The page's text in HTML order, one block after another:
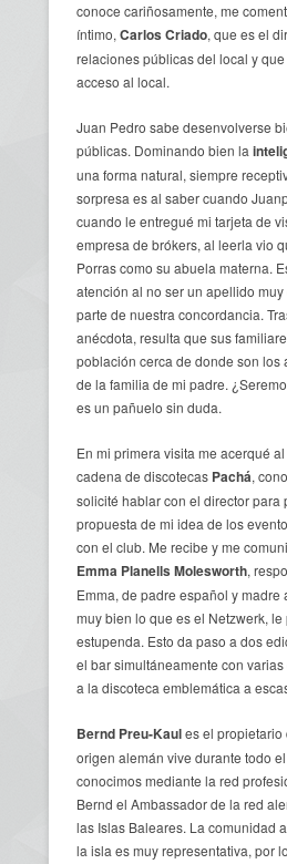
conoce cariñosamente, me
íntimo, Carlos Criado, que es el
relaciones públicas del local y
acceso al local.
Juan Pedro sabe desenvolverse
públicas. Dominando bien la
una forma natural, siempre
sorpresa es al saber cuando
cuando le entregué mi tarjeta de
empresa de brókers, al leerla vio
Porras como su abuela materna.
atención al no ser un apellido
parte de nuestra concordancia.
anécdota, resulta que sus
población cerca de donde son los
de la familia de mi padre.
es un pañuelo sin duda.
En mi primera visita me acerqué
cadena de discotecas Pachá,
solicité hablar con el director para
propuesta de mi idea de los
con el club. Me recibe y me
Emma Planells Molesworth,
Emma, de padre español y madre
muy bien lo que es el Netzwerk,
estupenda. Esto da paso a dos
el bar simultáneamente con
a la discoteca emblemática a
Bernd Preu-Kaules el propietario
origen alemán vive durante todo
conocimos mediante la red
Bernd el Ambassador de la red
las Islas Baleares. La comunidad
la isla es muy representativa, por